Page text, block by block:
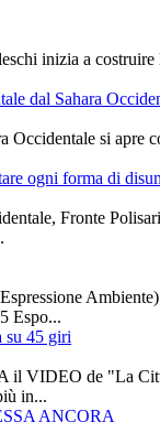
inizia a
dal Sahara
si apre
ogni forma di
Fronte
Espo...
su 45 giri
de "La
in...
ANCORA